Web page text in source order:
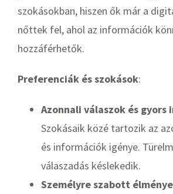
szokásokban, hiszen ők már a
nőttek fel, ahol az információk
hozzáférhetők.
Preferenciák és szokások:
Azonnali válaszok és gyors
Szokásaik közé tartozik az
és információk igénye.
válaszadás késlekedik.
Személyre szabott